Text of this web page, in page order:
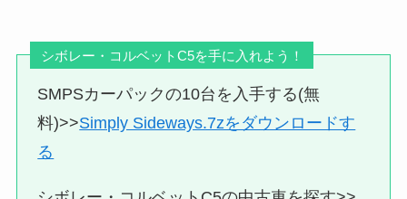
シボレー・コルベットC5を手に入れよう！
SMPSカーパックの10台を入手する(無
料)>>Simply Sideways.7zをダウンロードす
る